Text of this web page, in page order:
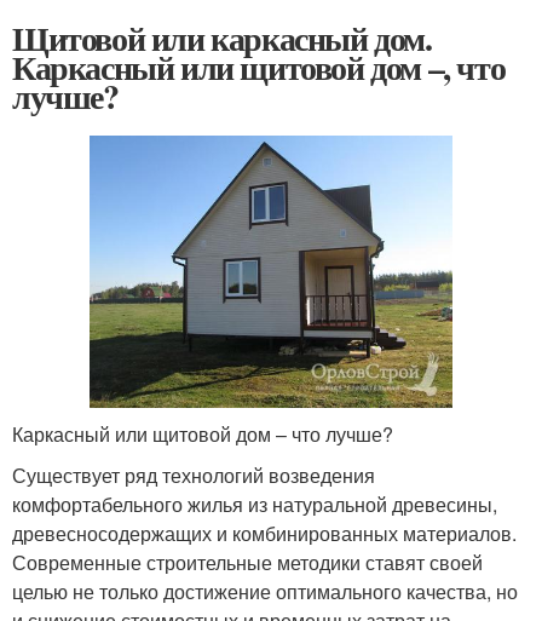
Щитовой или каркасный дом.
Каркасный или щитовой дом –, что
лучше?
Каркасный или щитовой дом – что лучше?
Существует ряд технологий возведения
комфортабельного жилья из натуральной древесины,
древесносодержащих и комбинированных материалов.
Современные строительные методики ставят своей
целью не только достижение оптимального качества, но